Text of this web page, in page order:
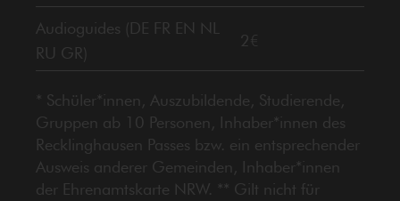
Audioguides (DE FR EN NL
RU GR)
2€
* Schüler*innen, Auszubildende, Studierende,
Gruppen ab 10 Personen, Inhaber*innen des
Recklinghausen Passes bzw. ein entsprechender
Ausweis anderer Gemeinden, Inhaber*innen
der Ehrenamtskarte NRW. ** Gilt nicht für